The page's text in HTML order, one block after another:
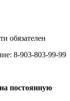
обязателен
8-903-803-99-99
постоянную